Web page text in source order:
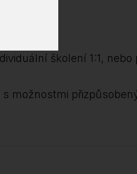
školení 1:1, nebo
možnostmi